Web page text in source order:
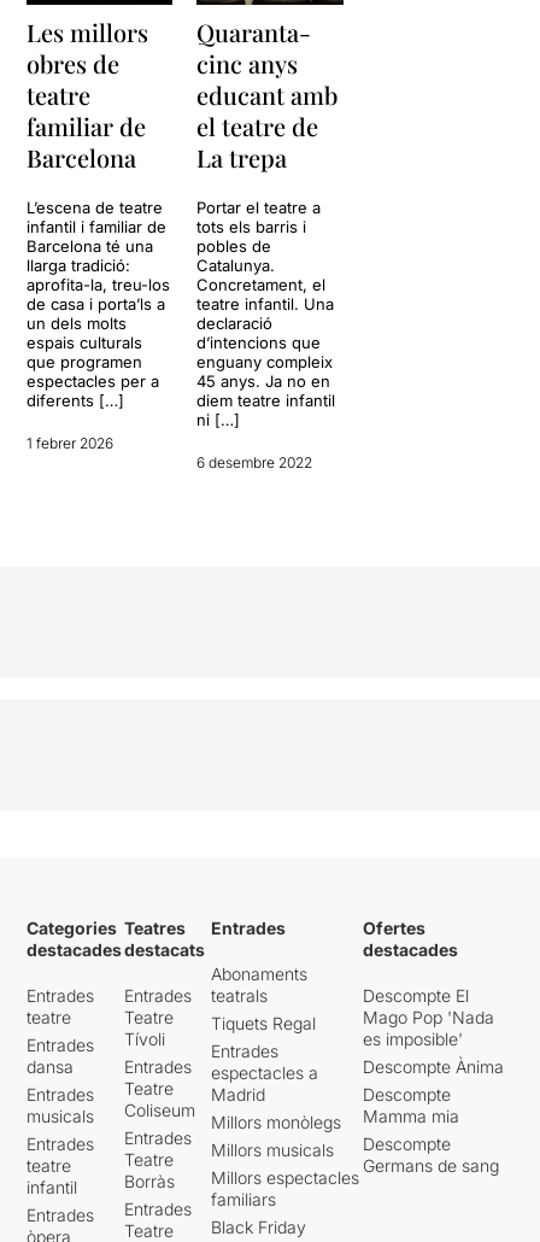
Les millors
obres de
teatre
familiar de
Barcelona
L’escena de teatre
infantil i familiar de
Barcelona té una
llarga tradició:
aprofita-la, treu-los
de casa i porta’ls a
un dels molts
espais culturals
que programen
espectacles per a
diferents […]
1 febrer 2026
Quaranta-
cinc anys
educant amb
el teatre de
La trepa
Portar el teatre a
tots els barris i
pobles de
Catalunya.
Concretament, el
teatre infantil. Una
declaració
d’intencions que
enguany compleix
45 anys. Ja no en
diem teatre infantil
ni […]
6 desembre 2022
Categories
destacades
Entrades
teatre
Entrades
dansa
Entrades
musicals
Entrades
teatre
infantil
Entrades
òpera
Teatres
destacats
Entrades
Teatre
Tívoli
Entrades
Teatre
Coliseum
Entrades
Teatre
Borràs
Entrades
Teatre
Entrades
Abonaments
teatrals
Tiquets Regal
Entrades
espectacles a
Madrid
Millors monòlegs
Millors musicals
Millors espectacles
familiars
Black Friday
Ofertes
destacades
Descompte El
Mago Pop 'Nada
es imposible'
Descompte Ànima
Descompte
Mamma mia
Descompte
Germans de sang